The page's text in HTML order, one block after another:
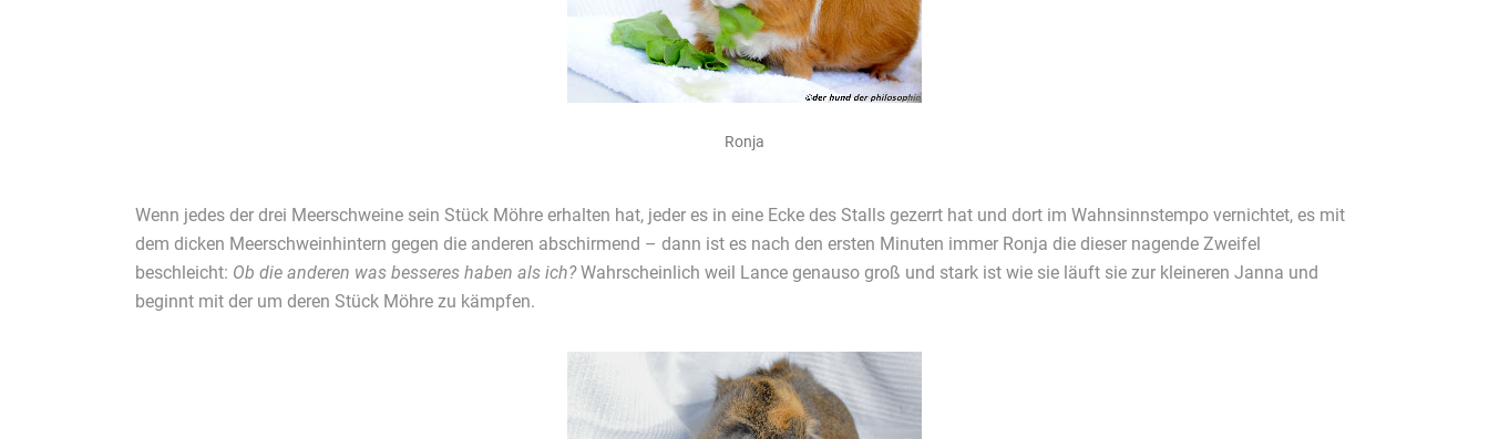
Ronja
Wenn jedes der drei Meerschweine sein Stück Möhre erhalten hat, jeder es in eine Ecke des Stalls gezerrt hat und dort im Wahnsinnstempo vernichtet, es mit
dem dicken Meerschweinhintern gegen die anderen abschirmend – dann ist es nach den ersten Minuten immer Ronja die dieser nagende Zweifel
beschleicht: Ob die anderen was besseres haben als ich?Wahrscheinlich weil Lance genauso groß und stark ist wie sie läuft sie zur kleineren Janna und
beginnt mit der um deren Stück Möhre zu kämpfen.